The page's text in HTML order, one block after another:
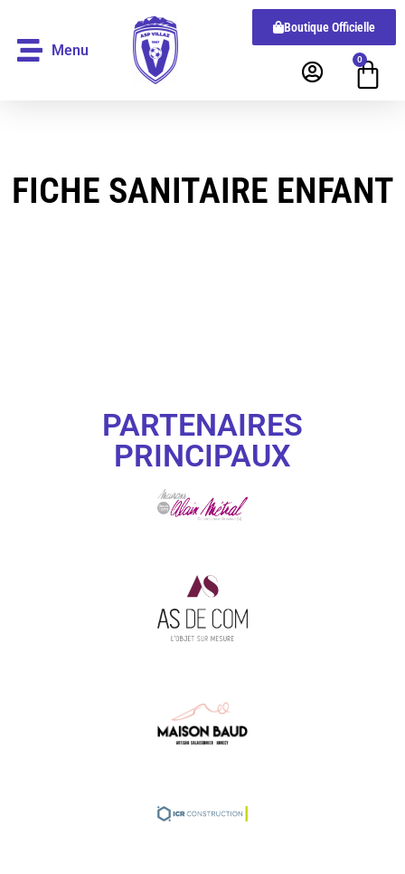
Menu
Boutique Officielle
0
FICHE SANITAIRE ENFANT
PARTENAIRES
PRINCIPAUX